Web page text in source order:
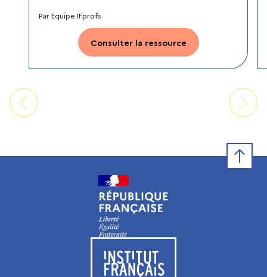
ParEquipe IFprofs
Consulter la ressource
Visiter le site de l’Institut français